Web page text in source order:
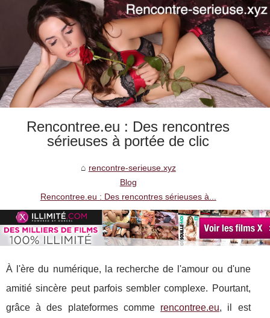
Rencontree.eu : Des rencontres
sérieuses à portée de clic
rencontre-serieuse.xyz
Blog
Rencontree.eu : Des rencontres sérieuses à...
À l'ère du numérique, la recherche de l'amour ou d'une
amitié sincère peut parfois sembler complexe. Pourtant,
grâce à des plateformes comme rencontree.eu, il est